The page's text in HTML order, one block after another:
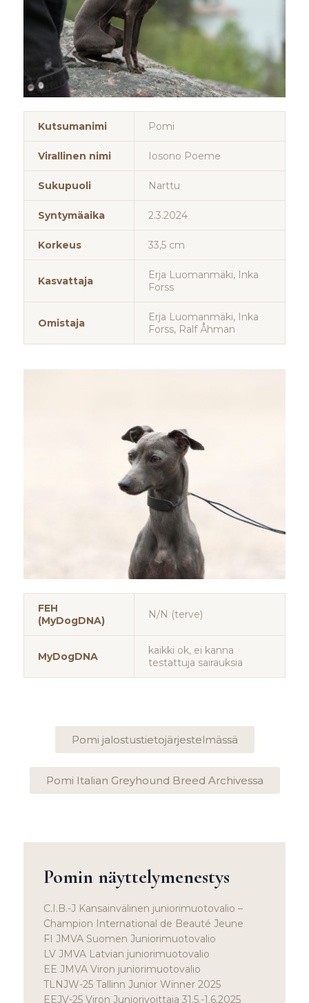
Kutsumanimi Pomi
Virallinen nimi Iosono Poeme
Sukupuoli Narttu
Syntymäaika 2.3.2024
Korkeus 33,5 cm
Kasvattaja
Erja Luomanmäki, Inka
Forss
Omistaja
Erja Luomanmäki, Inka
Forss, Ralf Åhman
FEH
(MyDogDNA)
N/N (terve)
MyDogDNA
kaikki ok, ei kanna
testattuja sairauksia
Pomi jalostustietojärjestelmässä
Pomi Italian Greyhound Breed Archivessa
Pomin näyttelymenestys
C.I.B.-J Kansainvälinen juniorimuotovalio –
Champion International de Beauté Jeune
FI JMVA Suomen Juniorimuotovalio
LV JMVA Latvian juniorimuotovalio
EE JMVA Viron juniorimuotovalio
TLNJW-25 Tallinn Junior Winner 2025
EEJV-25 Viron Juniorivoittaja 31.5.-1.6.2025